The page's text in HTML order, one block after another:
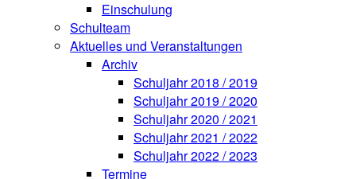
Einschulung
Schulteam
Aktuelles und Veranstaltungen
Archiv
Schuljahr 2018 / 2019
Schuljahr 2019 / 2020
Schuljahr 2020 / 2021
Schuljahr 2021 / 2022
Schuljahr 2022 / 2023
Termine